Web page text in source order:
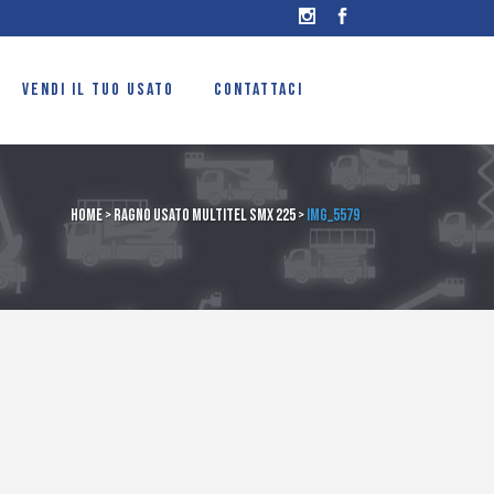
VENDI IL TUO USATO CONTATTACI
Home>Ragno usato multitel SMX 225>IMG_5579